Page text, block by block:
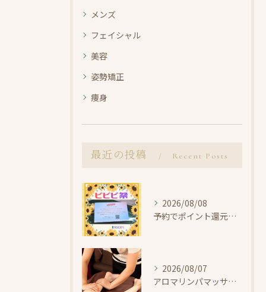
メンズ
フェイシャル
美容
姿勢矯正
痩身
最近の投稿 Recent Posts
2026/08/08
予約でポイント還元！ビビビ祭【小田原・エステ・リラク】
2026/08/07
アロマリンパマッサージで整えよう【小田原・エステ・リラク】